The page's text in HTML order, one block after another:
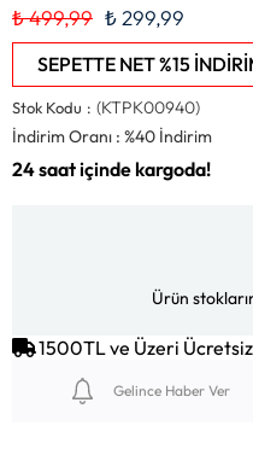
₺ 499,99 ₺ 299,99
SEPETTE NET %15
Stok Kodu
(KTPK00940)
İndirim Oranı : %40 İndirim
Ürün
1500TL ve Üzeri
Gelince Haber Ver